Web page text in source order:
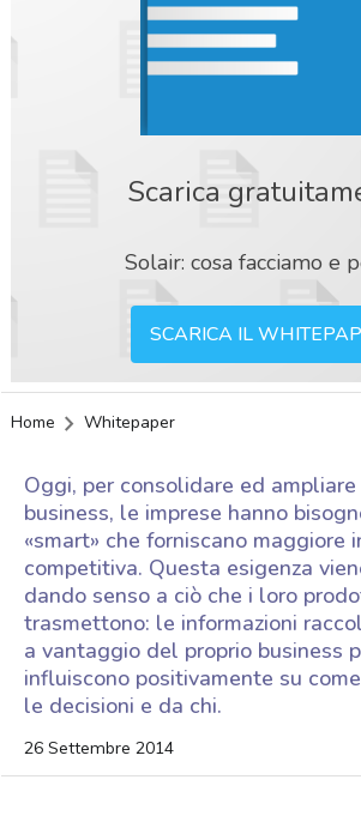
Scarica
Solair: cosa facciamo e
SCARICA IL
Home Whitepaper
Oggi, per consolidare ed
business, le imprese hanno
«smart» che forniscano maggiore
competitiva. Questa esigenza
dando senso a ciò che i loro
trasmettono: le informazioni
a vantaggio del proprio business
influiscono positivamente su
le decisioni e da chi.
26 Settembre 2014